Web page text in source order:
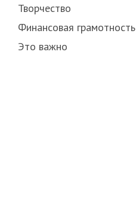
Творчество
Финансовая грамотность
Это важно